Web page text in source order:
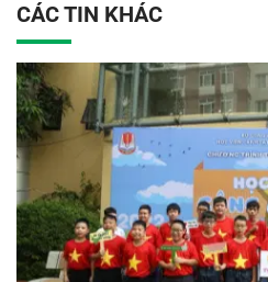
CÁC TIN KHÁC